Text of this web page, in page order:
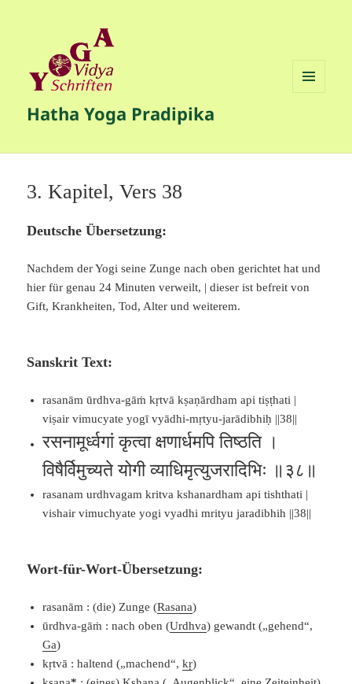
Hatha Yoga Pradipika
3. Kapitel, Vers 38
Deutsche Übersetzung:
Nachdem der Yogi seine Zunge nach oben gerichtet hat und
hier für genau 24 Minuten verweilt, | dieser ist befreit von
Gift, Krankheiten, Tod, Alter und weiterem.
Sanskrit Text:
rasanām ūrdhva-gāṁ kṛtvā kṣaṇārdham api tiṣṭhati |
viṣair vimucyate yogī vyādhi-mṛtyu-jarādibhiḥ ||38||
रसनामूर्ध्वगां कृत्वा क्षणार्धमपि तिष्ठति ।
विषैर्विमुच्यते योगी व्याधिमृत्युजरादिभिः ॥३८॥
rasanam urdhvagam kritva kshanardham api tishthati |
vishair vimuchyate yogi vyadhi mrityu jaradibhih ||38||
Wort-für-Wort-Übersetzung:
rasanām : (die) Zunge (Rasana)
ūrdhva-gāṁ : nach oben (Urdhva) gewandt („gehend“,
Ga)
kṛtvā : haltend („machend“,kṛ)